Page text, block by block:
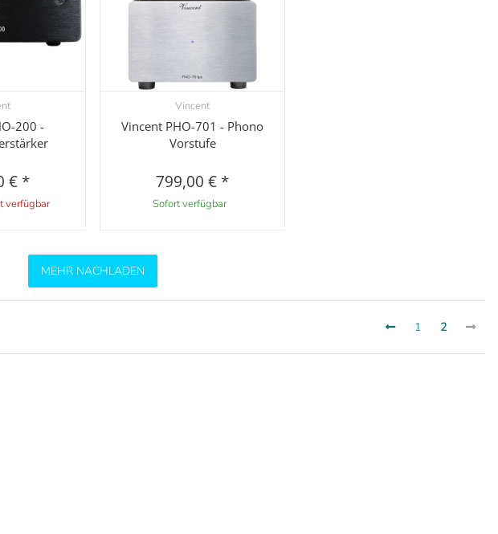
200 -
€ *
verfügbar
Vorschau
Vincent
Vincent PHO-701 - Phono
Vorstufe
799,00 € *
Sofort verfügbar
MEHR NACHLADEN
1 2